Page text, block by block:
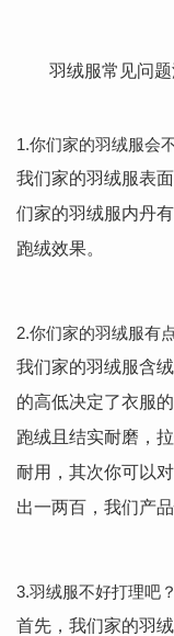
羽绒服常见问题
1.你们家的羽绒服会
我们家的羽绒服表
们家的羽绒服内丹
跑绒效果。
2.你们家的羽绒服有
我们家的羽绒服含
的高低决定了衣服
跑绒且结实耐磨，
耐用，其次你可以
出一两百，我们产
3.羽绒服不好打理吧？
首先，我们家的羽